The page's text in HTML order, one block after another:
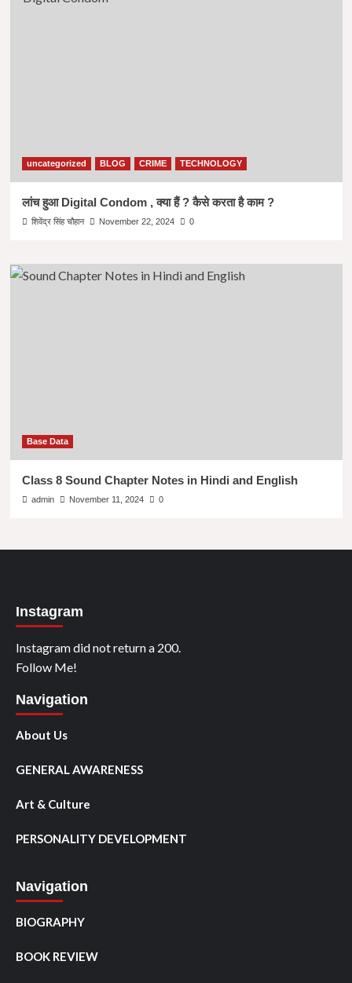
uncategorized BLOG CRIME TECHNOLOGY
लांच हुआ Digital Condom , क्या हैं ? कैसे करता है काम ?
शिवेंद्र सिंह चौहान November 22, 2024 0
Base Data
Class 8 Sound Chapter Notes in Hindi and English
admin November 11, 2024 0
Instagram
Instagram did not return a 200.
Follow Me!
Navigation
About Us
GENERAL AWARENESS
Art & Culture
PERSONALITY DEVELOPMENT
Navigation
BIOGRAPHY
BOOK REVIEW